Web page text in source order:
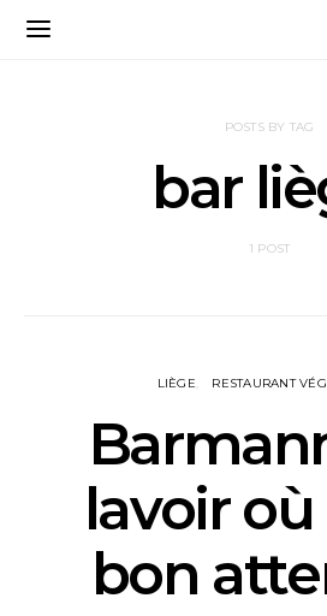
POSTS BY TAG
bar
1 POST
LIÈGE RESTAURANT
lavoir
bon